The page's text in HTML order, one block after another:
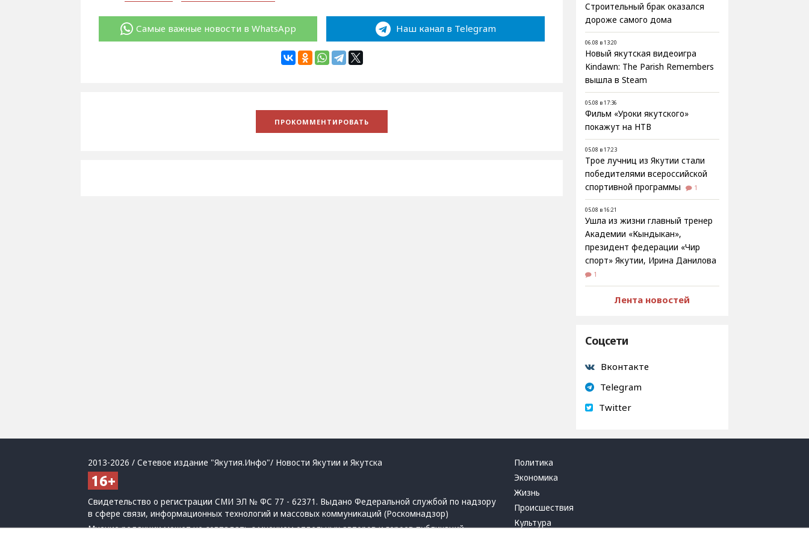
Самые важные новости в WhatsApp Наш канал в Telegram
Строительный брак оказался
дороже самого дома
06.08 в 13:20
Новый якутская видеоигра
Kindawn: The Parish Remembers
вышла в Steam
05.08 в 17:36
Фильм «Уроки якутского»
покажут на НТВ
05.08 в 17:23
Трое лучниц из Якутии стали
победителями всероссийской
спортивной программы
1
05.08 в 16:21
Ушла из жизни главный тренер
Академии «Кындыкан»,
президент федерации «Чир
спорт» Якутии, Ирина Данилова
1
Лента новостей
Соцсети
Вконтакте
Telegram
Twitter
2013-2026 / Сетевое издание "Якутия.Инфо"/ Новости Якутии и Якутска
Свидетельство о регистрации СМИ ЭЛ № ФС 77 - 62371. Выдано Федеральной службой по надзору
в сфере связи, информационных технологий и массовых коммуникаций (Роскомнадзор)
Мнение редакции может не совпадать с мнением отдельных авторов и героев публикаций.
Политика
Экономика
Жизнь
Происшествия
Культура